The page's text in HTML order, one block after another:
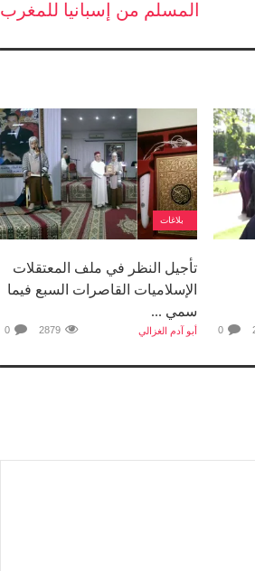
المسلم من إسبانيا للمغرب
0
بلاغات
تأجيل النظر في ملف المعتقلات
الإسلاميات القاصرات السبع فيما
سمي ...
أبو آدم الغزالي 0